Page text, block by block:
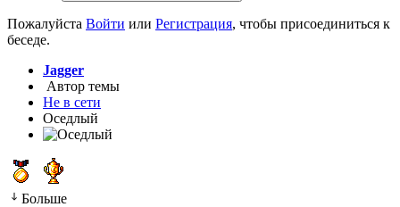
Пожалуйста Войти или Регистрация, чтобы присоединиться к
беседе.
Jagger
Автор темы
Не в сети
Оседлый
Больше